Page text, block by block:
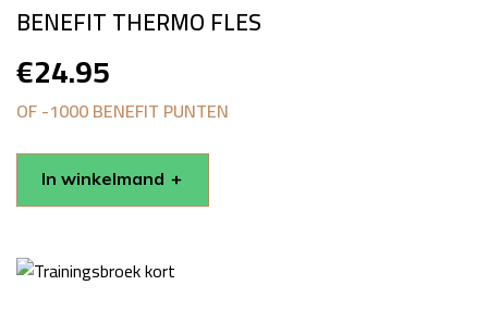
BENEFIT THERMO FLES
€24.95
OF -1000 BENEFIT PUNTEN
In winkelmand